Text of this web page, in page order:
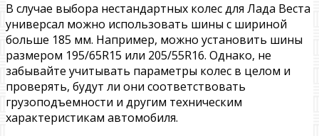
В случае выбора нестандартных колес для Лада Веста
универсал можно использовать шины с шириной
больше 185 мм. Например, можно установить шины
размером 195/65R15 или 205/55R16. Однако, не
забывайте учитывать параметры колес в целом и
проверять, будут ли они соответствовать
грузоподъемности и другим техническим
характеристикам автомобиля.